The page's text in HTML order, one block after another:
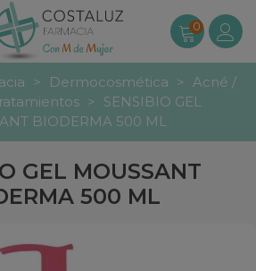
0
> Dermocosmética > Acné /
>
SENSIBIO GEL
BIODERMA 500 ML
GEL MOUSSANT
500 ML